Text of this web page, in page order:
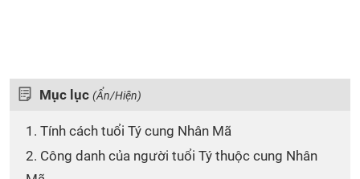
Mục lục (Ẩn/Hiện)
1. Tính cách tuổi Tý cung Nhân Mã
2. Công danh của người tuổi Tý thuộc cung Nhân